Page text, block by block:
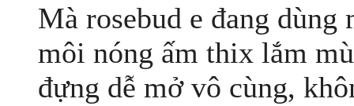
Mà rosebud e đang
môi nóng ấm thix lắm
đựng dễ mở vô cùng,